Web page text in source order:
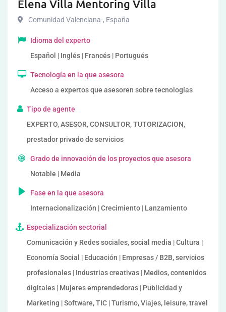
Elena Villa Mentoring Villa
Comunidad Valenciana-, España
Idioma del experto
Español | Inglés | Francés | Portugués
Tecnología en la que asesora
Acceso a expertos que asesoren sobre tecnologías
Tipo de agente
EXPERTO, ASESOR, CONSULTOR, TUTORIZACION,
prestador privado de servicios
Grado de innovación de los proyectos que asesora
Notable | Media
Fase en la que asesora
Internacionalización | Crecimiento | Lanzamiento
Especialización sectorial
Comunicación y Redes sociales, social media | Cultura |
Economía Social | Educación | Empresas / B2B, servicios
profesionales | Industrias creativas | Medios, contenidos
digitales | Mujeres emprendedoras | Publicidad y
Marketing | Software, TIC | Turismo, Viajes, leisure, travel